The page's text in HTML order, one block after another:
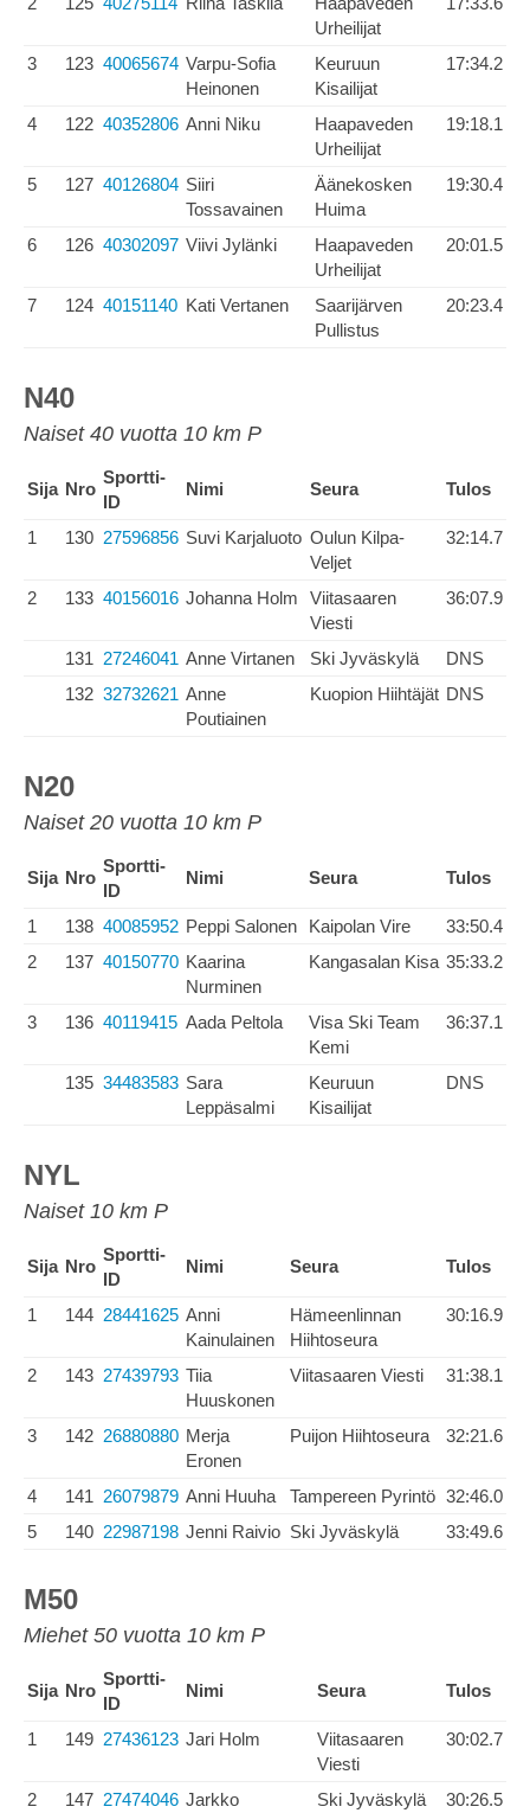
Urheilijat
3 123 40065674 Varpu-Sofia
Heinonen
Keuruun
Kisailijat
17:34.2
4 122 40352806 Anni Niku
Haapaveden
Urheilijat
19:18.1
5 127 40126804 Siiri
Tossavainen
Äänekosken
Huima
19:30.4
6 126 40302097 Viivi Jylänki
Haapaveden
Urheilijat
20:01.5
7 124 40151140 Kati Vertanen
Saarijärven
Pullistus
20:23.4
N40
Naiset 40 vuotta 10 km P
Sija Nro
Sportti-
ID
Nimi Seura Tulos
1 130 27596856 Suvi Karjaluoto Oulun Kilpa-
Veljet
32:14.7
2 133 40156016 Johanna Holm
Viitasaaren
Viesti
36:07.9
131 27246041 Anne Virtanen Ski Jyväskylä
DNS
132 32732621 Anne
Poutiainen
Kuopion Hiihtäjät DNS
N20
Naiset 20 vuotta 10 km P
Sija Nro
Sportti-
ID
Nimi Seura Tulos
1 138 40085952 Peppi Salonen Kaipolan Vire
33:50.4
2
137 40150770 Kaarina
Nurminen
Kangasalan Kisa 35:33.2
3 136 40119415 Aada Peltola
Visa Ski Team
Kemi
36:37.1
135 34483583 Sara
Leppäsalmi
Keuruun
Kisailijat
DNS
NYL
Naiset 10 km P
Sija Nro
Sportti-
ID
Nimi Seura Tulos
1 144 28441625 Anni
Kainulainen
Hämeenlinnan
Hiihtoseura
30:16.9
2 143 27439793 Tiia
Huuskonen
Viitasaaren Viesti 31:38.1
3 142 26880880 Merja
Eronen
Puijon Hiihtoseura 32:21.6
4 141 26079879 Anni Huuha Tampereen Pyrintö 32:46.0
5
140 22987198 Jenni Raivio Ski Jyväskylä 33:49.6
M50
Miehet 50 vuotta 10 km P
Sija Nro
Sportti-
ID
Nimi Seura Tulos
1 149 27436123 Jari Holm
Viitasaaren
Viesti
30:02.7
2 147 27474046 Jarkko
Ski Jyväskylä 30:26.5